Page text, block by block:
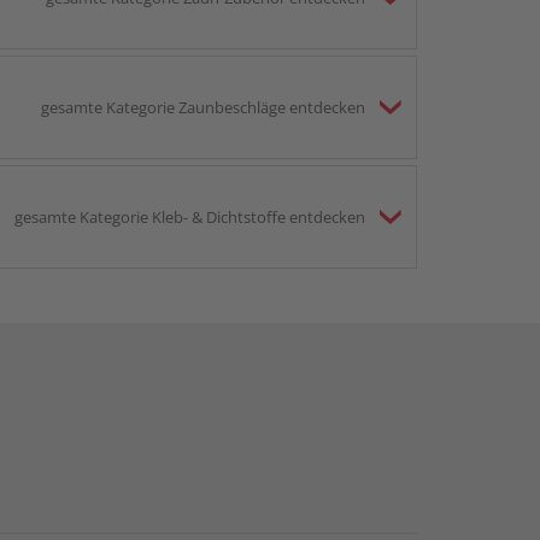
gesamte Kategorie Zaunbeschläge entdecken
gesamte Kategorie Kleb- & Dichtstoffe entdecken